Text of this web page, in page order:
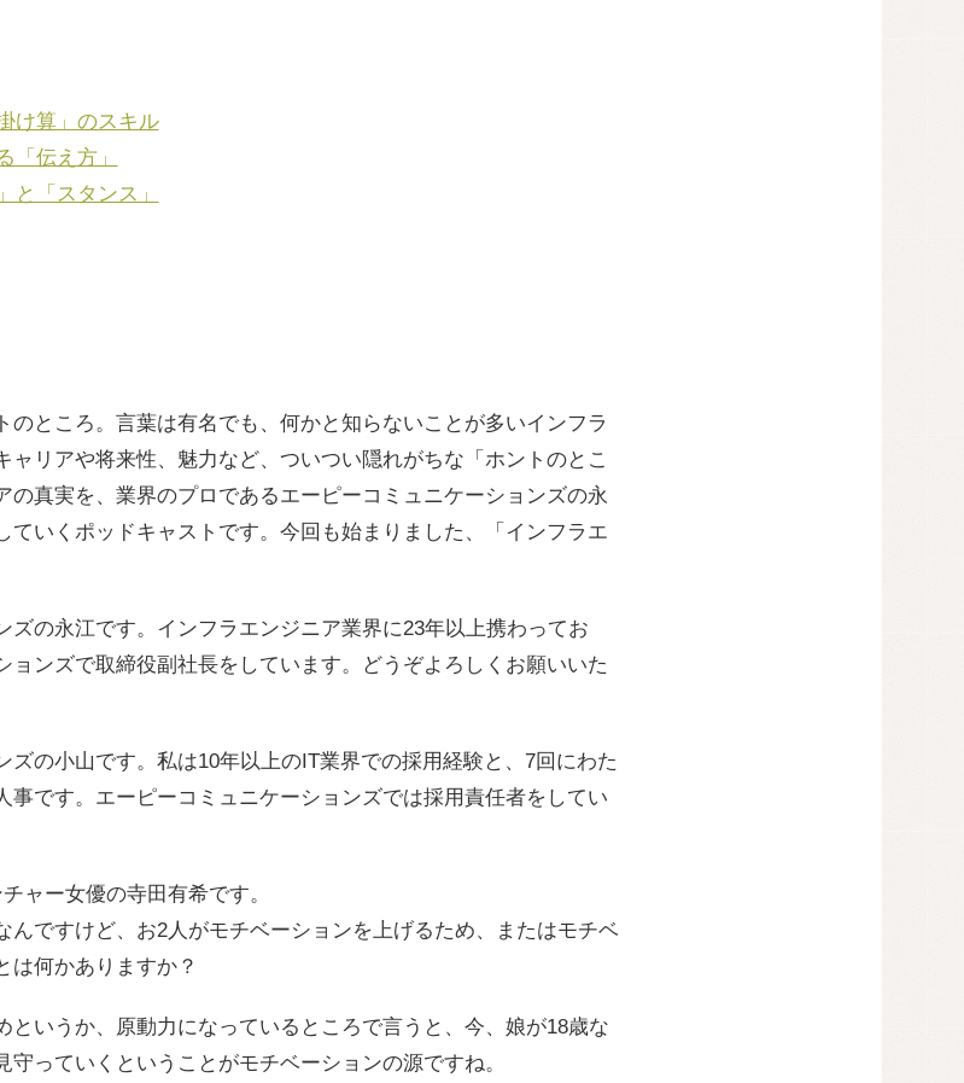
け算」のスキル
「伝え方」
と「スタンス」
のところ。言葉は有名でも、何かと知らないことが多いインフラ
ャリアや将来性、魅力など、ついつい隠れがちな「ホントのとこ
の真実を、業界のプロであるエーピーコミュニケーションズの永
ていくポッドキャストです。今回も始まりました、「インフラエ
ズの永江です。インフラエンジニア業界に23年以上携わってお
ョンズで取締役副社長をしています。どうぞよろしくお願いいた
ズの小山です。私は10年以上のIT業界での採用経験と、7回にわた
事です。エーピーコミュニケーションズでは採用責任者をしてい
ャー女優の寺田有希です。
んですけど、お2人がモチベーションを上げるため、またはモチベ
は何かありますか？
というか、原動力になっているところで言うと、今、娘が18歳な
っていくということがモチベーションの源ですね。